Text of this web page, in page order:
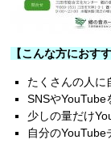
【こんな方におす
たくさんの人に
SNSやYouTube
少しの量だけ
自分の